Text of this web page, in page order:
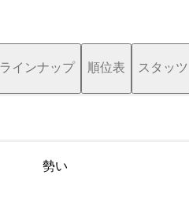
ラインナップ 順位表 スタッツ
勢い